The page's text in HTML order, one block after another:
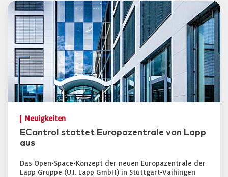
Neuigkeiten
EControl stattet Europazentrale von Lapp
aus
Das Open-Space-Konzept der neuen Europazentrale der
Lapp Gruppe (U.I. Lapp GmbH) in Stuttgart-Vaihingen